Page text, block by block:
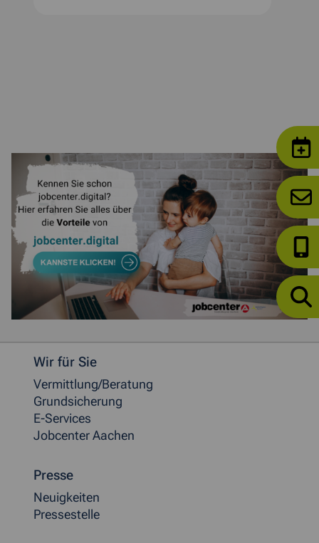
Weitere allgemeine Informationen
Wir für Sie
Vermittlung/Beratung
Grundsicherung
E-Services
Jobcenter Aachen
Presse
Neuigkeiten
Pressestelle